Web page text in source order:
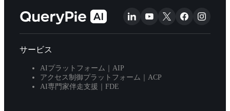
サービス
AIプラットフォーム｜AIP
アクセス制御プラットフォーム｜ACP
AI専門家伴走支援｜FDE